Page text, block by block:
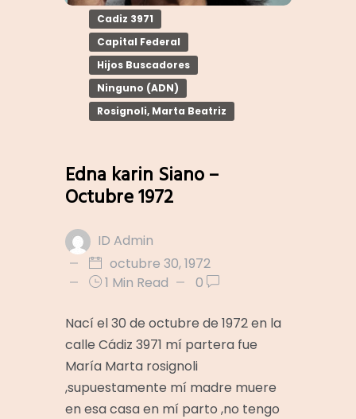
Cadiz 3971
Capital Federal
Hijos Buscadores
Ninguno (ADN)
Rosignoli, Marta Beatriz
Edna karin Siano –
Octubre 1972
ID Admin
octubre 30, 1972
1 Min Read
0
Nací el 30 de octubre de 1972 en la
calle Cádiz 3971 mí partera fue
María Marta rosignoli
,supuestamente mí madre muere
en esa casa en mí parto ,no tengo